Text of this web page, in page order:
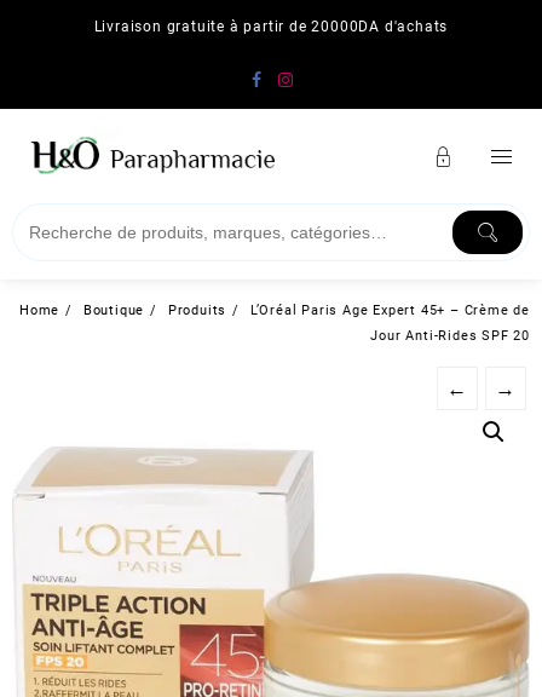
Livraison gratuite à partir de 20000DA d'achats
Home Boutique Produits
L’Oréal Paris Age Expert 45+ – Crème de
Jour Anti-Rides SPF 20
← →